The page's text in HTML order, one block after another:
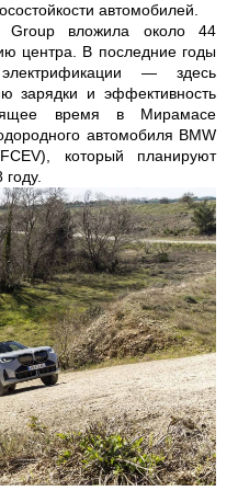
автомобилей.
вложила около 44
центра. В последние годы
— здесь
зарядки и эффективность
время в Мирамасе
автомобиля BMW
который планируют